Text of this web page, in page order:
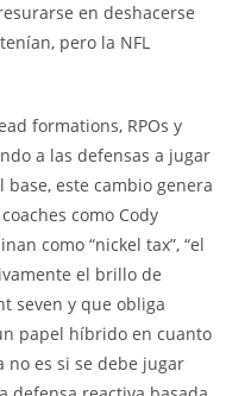
en deshacerse
pero la NFL
formations, RPOs y
a las defensas a jugar
este cambio genera
como Cody
como “nickel tax”, “el
el brillo de
seven y que obliga
papel híbrido en cuanto
no es si se debe jugar